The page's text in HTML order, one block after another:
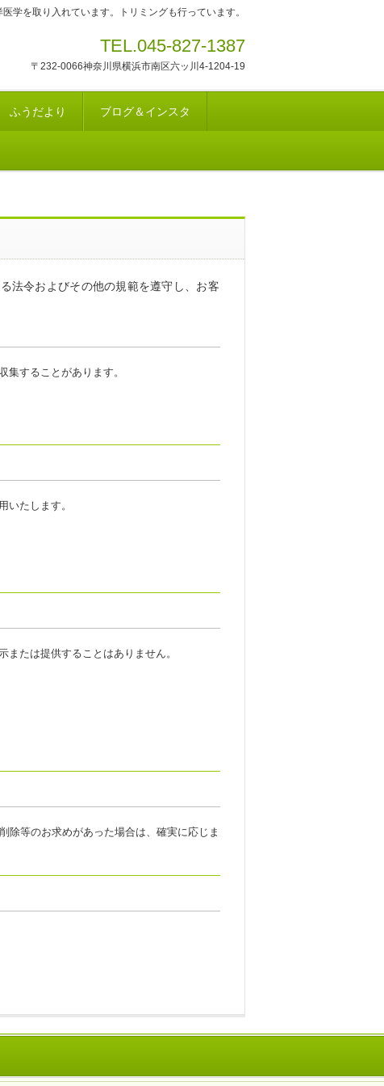
学を取り入れています。トリミングも行っています。
TEL.045-827-1387
〒232-0066神奈川県横浜市南区六ッ川4-1204-19
ふうだより ブログ＆インスタ
法令およびその他の規範を遵守し、お客
集することがあります。
いたします。
たは提供することはありません。
除等のお求めがあった場合は、確実に応じま